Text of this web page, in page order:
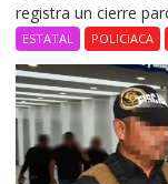
registra un cierre
ESTATAL POLICIACA